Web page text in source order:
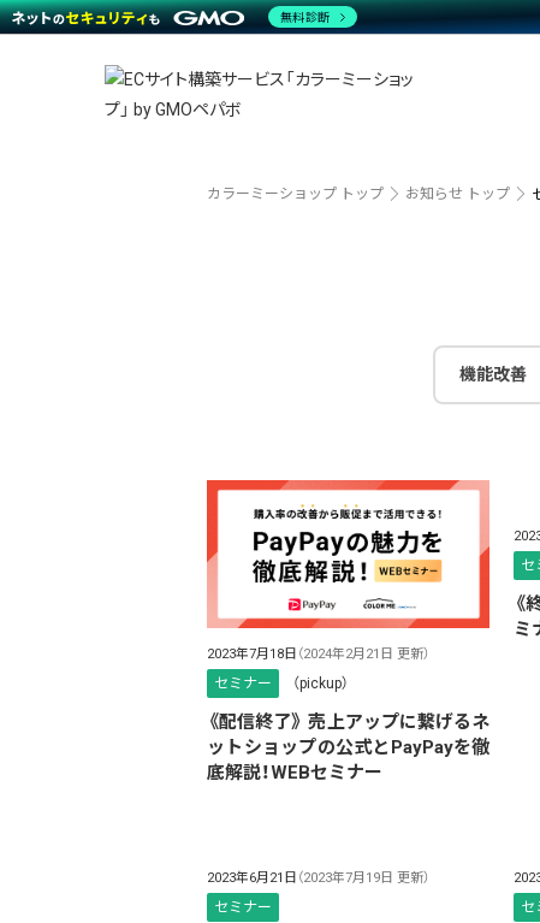
商材一覧を見る
越境
売上に
顧客
複数
料金
事例
運営サポート
サポート一覧を見る
開発・
カラーミーショップ トップ お知らせ トップ
機能改善
2023年7月18日 （2024年2月21日 更新）
セミナー （pickup）
《配信終了》 売上アップに繋げるネ
ットショップの公式とPayPayを徹
底解説！WEBセミナー
セ
《
ミ
2023年6月21日 （2023年7月19日 更新）
セミナー セ
無料診断